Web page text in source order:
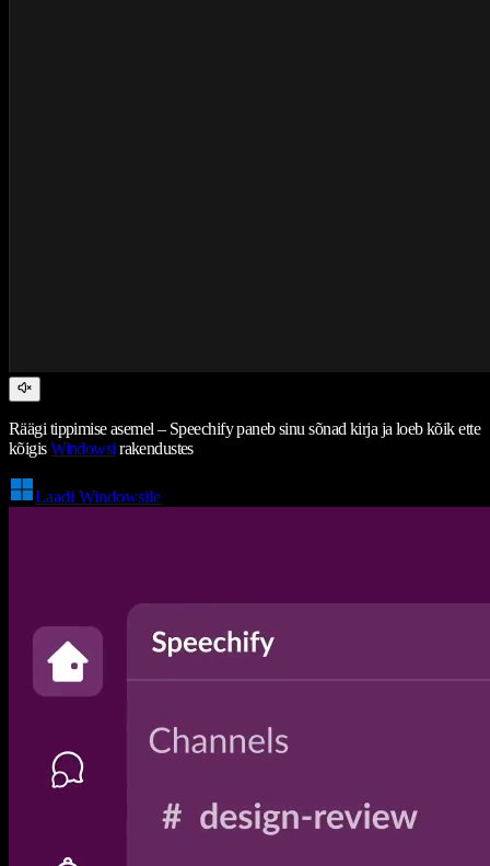
Räägi tippimise asemel – Speechify paneb sinu sõnad kirja ja loeb kõik ette
kõigisWindowsi rakendustes
Laadi Windowsile